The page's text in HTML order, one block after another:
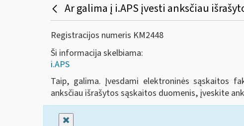
Ar galima į i.APS įvesti anksčiau
Registracijos numeris KM2448
Ši informacija skelbiama:
i.APS
Taip, galima. Įvesdami elektroninės sąskaitos
anksčiau išrašytos sąskaitos duomenis, įveskite